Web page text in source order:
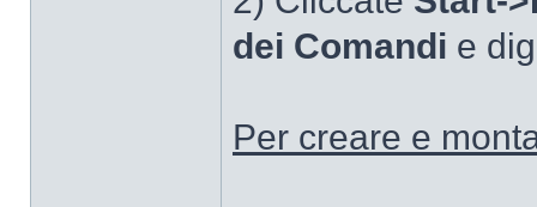
dei Comandi e
Per creare e